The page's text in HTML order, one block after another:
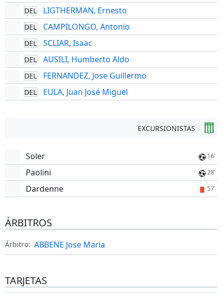
DEL LIGTHERMAN, Ernesto
DEL CAMPILONGO, Antonio
DEL SCLIAR, Isaac
DEL AUSILI, Humberto Aldo
DEL FERNANDEZ, Jose Guillermo
DEL EULA, Juan José Miguel
EXCURSIONISTAS
Soler 16'
Paolini 28'
Dardenne 57'
ÁRBITROS
Árbitro: ABBENE Jose Maria
TARJETAS